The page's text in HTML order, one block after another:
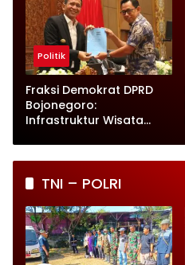
Politik
Fraksi Demokrat DPRD
Bojonegoro:
Infrastruktur Wisata
Prioritas
TNI – POLRI